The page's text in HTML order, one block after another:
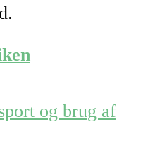
og brug af